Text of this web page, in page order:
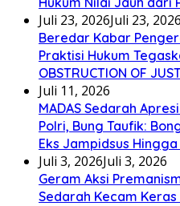
Juli 23, 2026Juli 23, 2026
Beredar Kabar
Praktisi Hukum
OBSTRUCTION OF
Juli 11, 2026
MADAS Sedarah
Polri, Bung Taufik:
Eks Jampidsus
Juli 3, 2026Juli 3, 2026
Geram Aksi
Sedarah Kecam